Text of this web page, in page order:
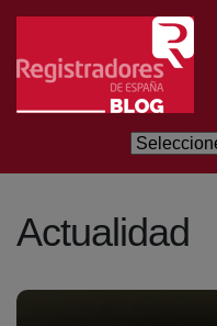
Saltar al contenido principal
Actualidad